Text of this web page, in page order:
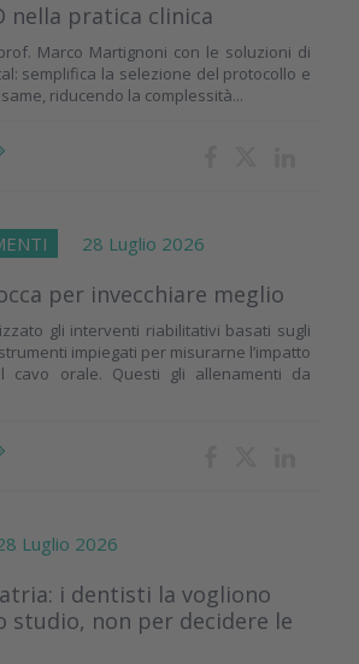
nella pratica clinica
Marco Martignoni con le soluzioni di
semplifica la selezione del protocollo e
riducendo la complessità...
28 Luglio 2026
per invecchiare meglio
gli interventi riabilitativi basati sugli
impiegati per misurarne l’impatto
cavo orale. Questi gli allenamenti da
Luglio 2026
i dentisti la vogliono
studio, non per decidere le